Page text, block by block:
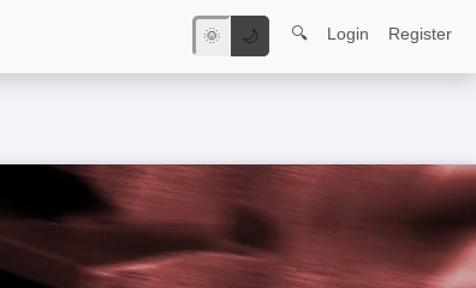
🌞 🌙 🔍 Login Register